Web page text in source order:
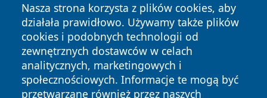
Nasza strona korzysta z plików cookies, aby
działała prawidłowo. Używamy także plików
cookies i podobnych technologii od
zewnętrznych dostawców w celach
analitycznych, marketingowych i
społecznościowych. Informacje te mogą być
przetwarzane również przez naszych
Copyright © 2026 tomaszowonline.pl Wszystkie prawa
zastrzeżone.